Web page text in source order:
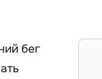
бег